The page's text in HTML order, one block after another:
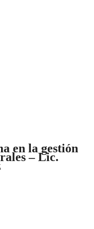
en la gestión
– Lic.